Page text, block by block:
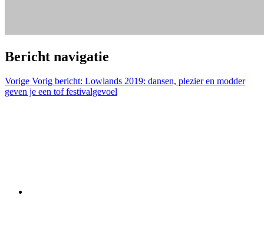
Bericht navigatie
Vorige Vorig bericht: Lowlands 2019: dansen, plezier en modder
geven je een tof festivalgevoel